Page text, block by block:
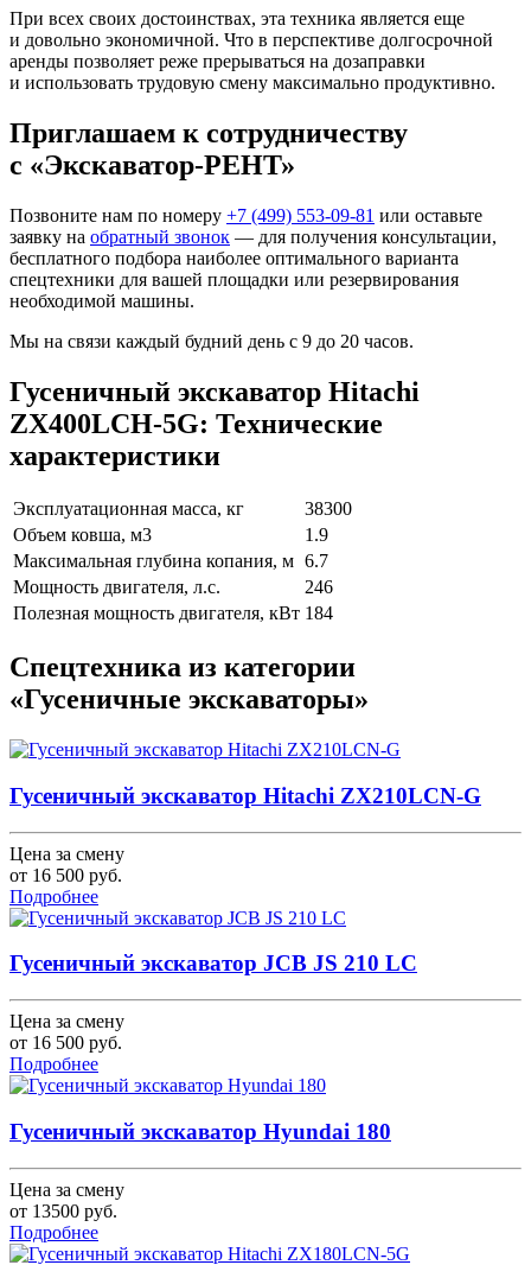
При всех своих достоинствах, эта техника является еще
и довольно экономичной. Что в перспективе долгосрочной
аренды позволяет реже прерываться на дозаправки
и использовать трудовую смену максимально продуктивно.
Приглашаем к сотрудничеству
с «Экскаватор-РЕНТ»
Позвоните нам по номеру +7 (499) 553-09-81 или оставьте
заявку на обратный звонок — для получения консультации,
бесплатного подбора наиболее оптимального варианта
спецтехники для вашей площадки или резервирования
необходимой машины.
Мы на связи каждый будний день с 9 до 20 часов.
Гусеничный экскаватор Hitachi
ZX400LCH-5G: Технические
характеристики
Эксплуатационная масса, кг
38300
Объем ковша, м3
1.9
Максимальная глубина копания, м 6.7
Мощность двигателя, л.с.
246
Полезная мощность двигателя, кВт 184
Спецтехника из категории
«Гусеничные экскаваторы»
Гусеничный экскаватор Hitachi ZX210LCN-G
Цена за смену
от 16 500 руб.
Подробнее
Гусеничный экскаватор JCB JS 210 LC
Цена за смену
от 16 500 руб.
Подробнее
Гусеничный экскаватор Hyundai 180
Цена за смену
от 13500 руб.
Подробнее